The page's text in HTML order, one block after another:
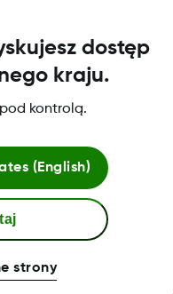
dostęp
kraju.
kontrolą.
(English)
strony